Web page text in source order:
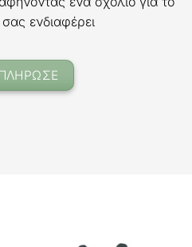
ενδιαφέρει